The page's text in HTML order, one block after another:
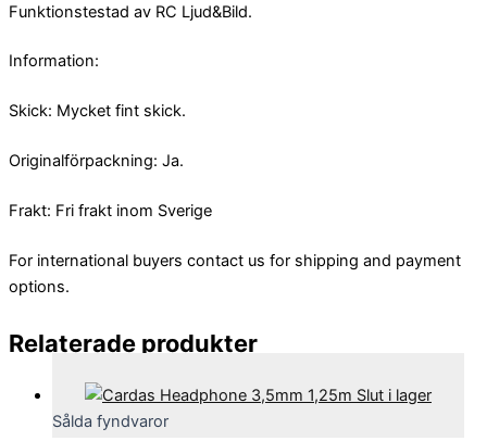
Funktionstestad av RC Ljud&Bild.
Information:
Skick: Mycket fint skick.
Originalförpackning: Ja.
Frakt: Fri frakt inom Sverige
For international buyers contact us for shipping and payment
options.
Relaterade produkter
Slut i lager
Sålda fyndvaror